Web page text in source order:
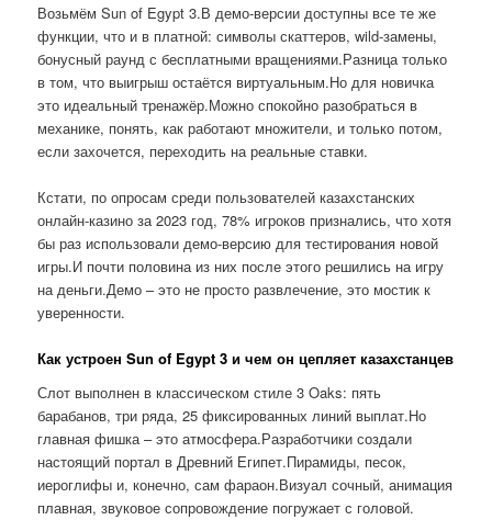
Возьмём Sun of Egypt 3.В демо-версии доступны все те же
функции, что и в платной: символы скаттеров, wild-замены,
бонусный раунд с бесплатными вращениями.Разница только
в том, что выигрыш остаётся виртуальным.Но для новичка
это идеальный тренажёр.Можно спокойно разобраться в
механике, понять, как работают множители, и только потом,
если захочется, переходить на реальные ставки.
Кстати, по опросам среди пользователей казахстанских
онлайн-казино за 2023 год, 78% игроков признались, что хотя
бы раз использовали демо-версию для тестирования новой
игры.И почти половина из них после этого решились на игру
на деньги.Демо – это не просто развлечение, это мостик к
уверенности.
Как устроен Sun of Egypt 3 и чем он цепляет казахстанцев
Слот выполнен в классическом стиле 3 Oaks: пять
барабанов, три ряда, 25 фиксированных линий выплат.Но
главная фишка – это атмосфера.Разработчики создали
настоящий портал в Древний Египет.Пирамиды, песок,
иероглифы и, конечно, сам фараон.Визуал сочный, анимация
плавная, звуковое сопровождение погружает с головой.